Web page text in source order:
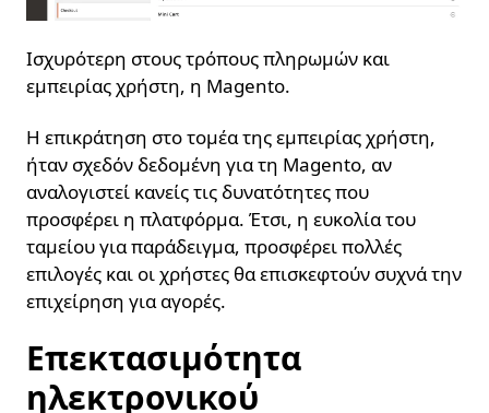
Ισχυρότερη στους τρόπους πληρωμών και
εμπειρίας χρήστη, η Magento.
Η επικράτηση στο τομέα της εμπειρίας χρήστη,
ήταν σχεδόν δεδομένη για τη Magento, αν
αναλογιστεί κανείς τις δυνατότητες που
προσφέρει η πλατφόρμα. Έτσι, η ευκολία του
ταμείου για παράδειγμα, προσφέρει πολλές
επιλογές και οι χρήστες θα επισκεφτούν συχνά την
επιχείρηση για αγορές.
Επεκτασιμότητα
ηλεκτρονικού